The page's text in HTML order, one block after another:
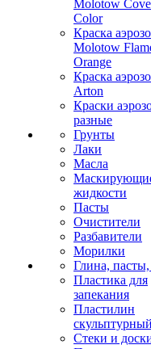
Molotow
Color
Краска
Molotow
Orange
Краска
Arton
Краски
разные
Грунты
Лаки
Масла
жидкости
Пасты
Очистители
Разбавители
Морилки
Глина,
Пластика для
запекания
Пластилин
скульптурный
Стеки и